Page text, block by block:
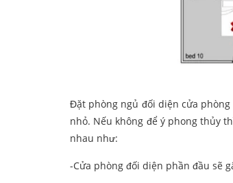
Đặt phòng ngủ đối diện cửa
nhỏ. Nếu không để ý phong thủy
nhau như:
-Cửa phòng đối diện phần đầu sẽ